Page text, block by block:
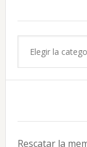
Rescatar la